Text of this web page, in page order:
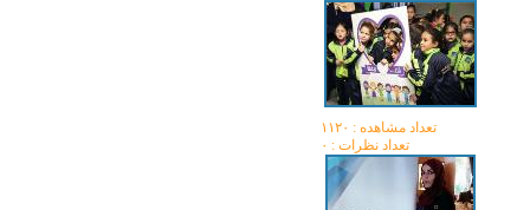
تعداد مشاهده :‌ ۱۱۲۰
تعداد نظرات : ۰